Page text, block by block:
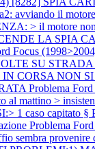
il motore
> il motore
LA SPIA
Focus
SU
IN CORSA NON
Problema
al mattino >
1 caso capitato §
Problema
sembra